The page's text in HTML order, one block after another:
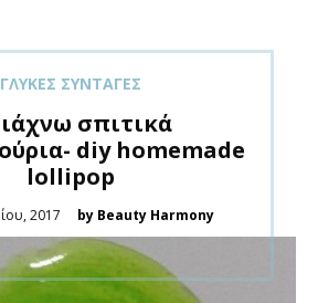
ΓΛΥΚΈΣ ΣΥΝΤΑΓΈΣ
σπιτικά
diy homemade
lollipop
2017 by Beauty Harmony